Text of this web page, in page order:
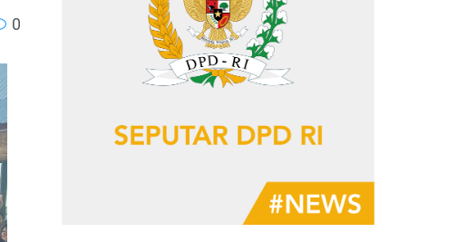
0